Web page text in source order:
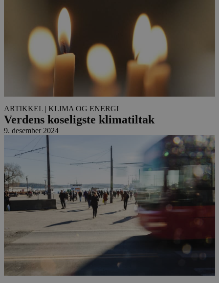
ARTIKKEL | KLIMA OG ENERGI
Verdens koseligste klimatiltak
9. desember 2024